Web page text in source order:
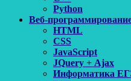
Python
Веб-
HTML
CSS
JavaScript
JQuery + Ajax
Информатика